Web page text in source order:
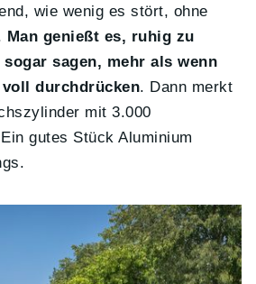
wie wenig es stört, ohne
Man genießt es, ruhig zu
sagen, mehr als wenn
durchdrücken. Dann merkt
mit 3.000
gutes Stück Aluminium